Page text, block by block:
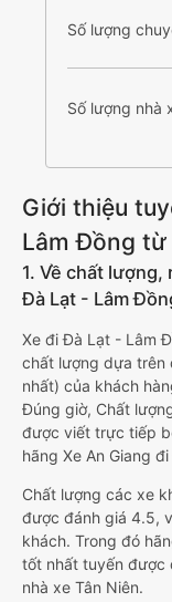
Số lượng
Số lượng nhà
Giới thiệu
Lâm Đồng
1. Về chất lượng,
Đà Lạt - Lâm
Xe đi Đà Lạt - Lâm
chất lượng dựa trên
nhất) của khách
Đúng giờ, Chất
được viết trực tiếp
hãng Xe An Giang
Chất lượng các xe
được đánh giá 4.5,
khách. Trong đó
tốt nhất tuyến được
nhà xe Tân Niên.